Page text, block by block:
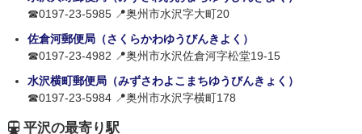
☎0197-23-5985 📍奥州市水沢字大町20
佐倉河郵便局（さくらかわゆうびんきよく）
☎0197-23-4982 📍奥州市水沢佐倉河字松堂19-15
水沢横町郵便局（みずさわよこまちゆうびんきょく）
☎0197-23-5984 📍奥州市水沢字横町178
平沢の最寄り駅